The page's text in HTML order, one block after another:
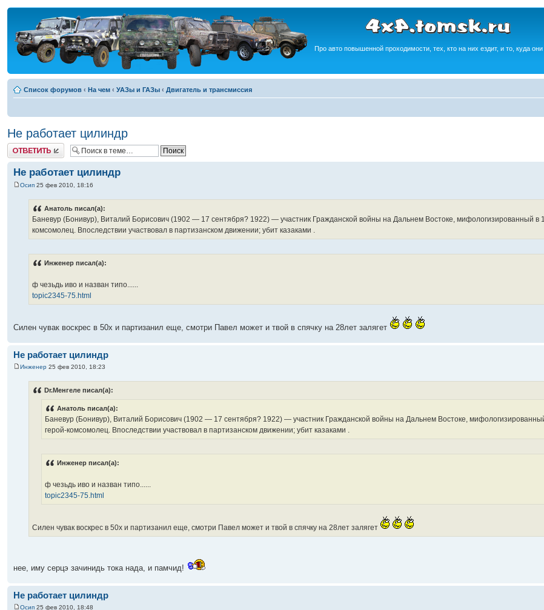
Про авто повышенной проходимости, тех, кто на них ездит, и то, куда они
Список форумов ‹ На чем ‹ УАЗы и ГАЗы ‹ Двигатель и трансмиссия
Не работает цилиндр
Ответить
Не работает цилиндр
Осип 25 фев 2010, 18:16
Анатоль писал(а):
Баневур (Бонивур), Виталий Борисович (1902 — 17 сентября? 1922) — участник Гражданской войны на Дальнем Востоке, мифологизированный в
комсомолец. Впоследствии участвовал в партизанском движении; убит казаками .
Инженер писал(а):
ф чезьдь иво и назван типо......
topic2345-75.html
Силен чувак воскрес в 50х и партизанил еще, смотри Павел может и твой в спячку на 28лет залягет
Не работает цилиндр
Инженер 25 фев 2010, 18:23
Dr.Менгеле писал(а):
Анатоль писал(а):
Баневур (Бонивур), Виталий Борисович (1902 — 17 сентября? 1922) — участник Гражданской войны на Дальнем Востоке, мифологизированный
герой-комсомолец. Впоследствии участвовал в партизанском движении; убит казаками .
Инженер писал(а):
ф чезьдь иво и назван типо......
topic2345-75.html
Силен чувак воскрес в 50х и партизанил еще, смотри Павел может и твой в спячку на 28лет залягет
нее, иму серцэ зачинидь тока нада, и памчид!
Не работает цилиндр
Осип 25 фев 2010, 18:48